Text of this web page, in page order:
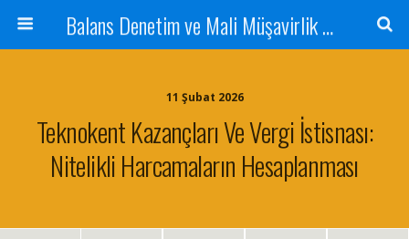
Balans Denetim ve Mali Müşavirlik Hizmetleri
11 Şubat 2026
Teknokent Kazançları Ve Vergi İstisnası:
Nitelikli Harcamaların Hesaplanması